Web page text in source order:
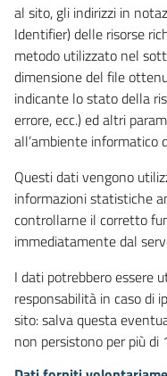
al sito, gli indirizzi in
Identifier) delle risorse
metodo utilizzato nel
dimensione del file
indicante lo stato della
errore, ecc.) ed altri
all’ambiente informatico
Questi dati vengono
informazioni statistiche
controllarne il corretto
immediatamente dal
I dati potrebbero essere
responsabilità in caso di
sito: salva questa
non persistono per più di